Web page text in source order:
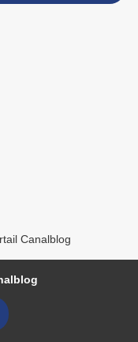
Canalblog